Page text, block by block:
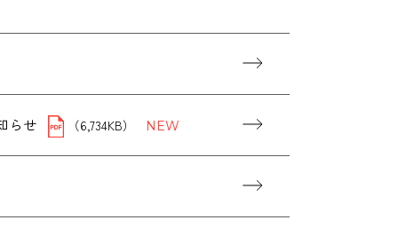
らせ （6,734KB）